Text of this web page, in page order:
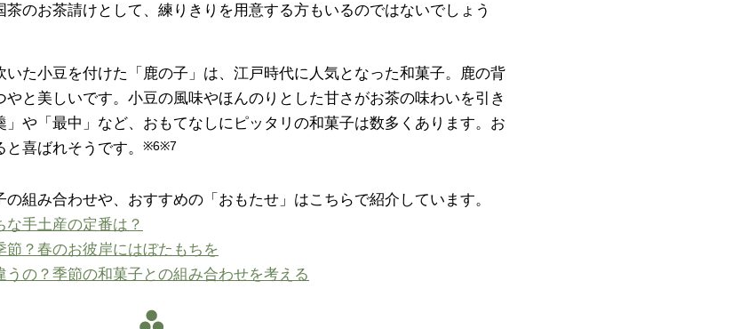
のお茶請けとして、練りきりを用意する方もいるのではないでしょう
いた小豆を付けた「鹿の子」は、江戸時代に人気となった和菓子。鹿の背
と美しいです。小豆の風味やほんのりとした甘さがお茶の味わいを引き
や「最中」など、おもてなしにピッタリの和菓子は数多くあります。お
喜ばれそうです。
※6※7
組み合わせや、おすすめの「おもたせ」はこちらで紹介しています。
な手土産の定番は？
？春のお彼岸にはぼたもちを
の？季節の和菓子との組み合わせを考える